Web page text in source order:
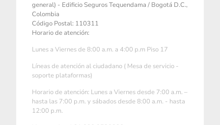
general) - Edificio Seguros Tequendama / Bogotá D.C.,
Colombia
Código Postal: 110311
Horario de atención:
Lunes a Viernes de 8:00 a.m. a 4:00 p.m Piso 17
Líneas de atención al ciudadano ( Mesa de servicio -
soporte plataformas)
Horario de atención: Lunes a Viernes desde 7:00 a.m. –
hasta las 7:00 p.m. y sábados desde 8:00 a.m. - hasta
12:00 p.m.